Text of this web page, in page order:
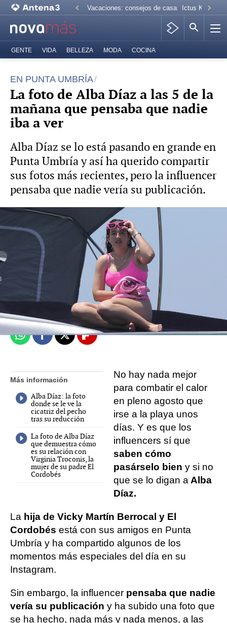
Vacaciones: consejos de casa Ictus Kiko
GENTE VIDA BELLEZA MODA COCINA
EN PUNTA UMBRÍA
La foto de Alba Díaz a las 5 de la
mañana que pensaba que nadie
iba a ver
Alba Díaz se lo está pasando en grande en
Punta Umbría y así ha querido compartir
sus fotos más recientes, pero la influencer
pensaba que nadie vería su publicación.
Lucía Montilla
Madrid
Publicado:06 de agosto de 2022, 13:55
WhatsappFacebook
X Flipboard
Más información
Alba Díaz: la foto
donde se le ve la
cicatriz del pecho
tras su reducción
La foto de Alba Díaz
que demuestra cómo
es su relación con
Virginia Troconis, la
mujer de su padre El
Cordobés
No hay nada mejor
para combatir el calor
en pleno agosto que
irse a la playa unos
días. Y es que los
influencers sí que
saben cómo
pasárselo bien y si no
que se lo digan a Alba
Díaz.
La hija de Vicky Martín Berrocal y El
Cordobés está con sus amigos en Punta
Umbría y ha compartido algunos de los
momentos más especiales del día en su
Instagram.
Sin embargo, la influencer pensaba que nadie
vería su publicación y ha subido una foto que
se ha hecho, nada más y nada menos, a las